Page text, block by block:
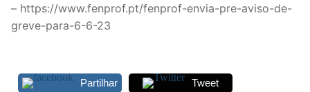
EDUCAÇÃO ESPECIAL
ENSINO SUPERIOR
– https://www.fenprof.pt/fenprof-envia-pre-aviso-de-
greve-para-6-6-23
Partilhar Tweet